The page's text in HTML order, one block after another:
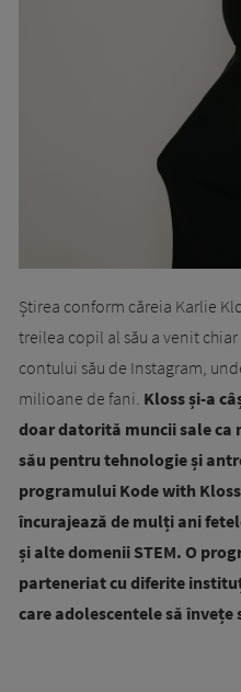
Știrea conform căreia Karlie
treilea copil al său a venit
contului său de Instagram,
milioane de fani. Kloss și-a
doar datorită muncii sale ca
său pentru tehnologie și
programului Kode with
încurajează de mulți ani
și alte domenii STEM. O
parteneriat cu diferite
care adolescentele să învețe